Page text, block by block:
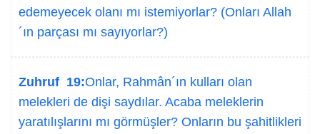
edemeyecek olanı mı istemiyorlar? (Onları Allah
´ın parçası mı sayıyorlar?)
Zuhruf 19:Onlar, Rahmân´ın kulları olan
melekleri de dişi saydılar. Acaba meleklerin
yaratılışlarını mı görmüşler? Onların bu şahitlikleri